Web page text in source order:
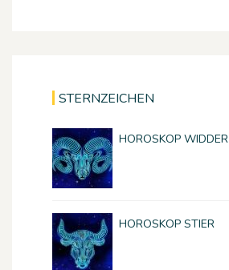
STERNZEICHEN
HOROSKOP WIDDER
HOROSKOP STIER